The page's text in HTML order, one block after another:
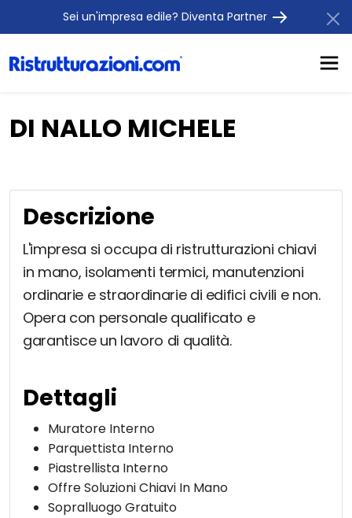
Sei un'impresa edile? Diventa Partner
DI NALLO MICHELE
Descrizione
L'impresa si occupa di ristrutturazioni chiavi
in mano, isolamenti termici, manutenzioni
ordinarie e straordinarie di edifici civili e non.
Opera con personale qualificato e
garantisce un lavoro di qualità.
Dettagli
Muratore Interno
Parquettista Interno
Piastrellista Interno
Offre Soluzioni Chiavi In Mano
Sopralluogo Gratuito